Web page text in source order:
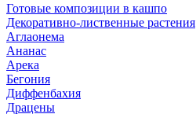
Готовые композиции в кашпо
Декоративно-лиственные растения
Аглаонема
Ананас
Арека
Бегония
Диффенбахия
Драцены